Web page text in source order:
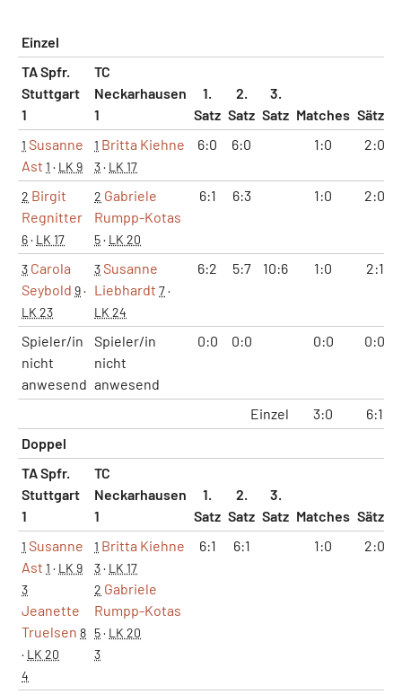
Einzel
TA Spfr.
Stuttgart
1
TC
Neckarhausen
1
1.
Satz
2.
Satz
3.
Satz Matches Sätze
1 Susanne
Ast 1 · LK 9
1 Britta Kiehne
3· LK 17
6:0 6:0 1:0 2:0
2 Birgit
Regnitter
6· LK 17
2 Gabriele
Rumpp-Kotas
5· LK 20
6:1 6:3 1:0 2:0
3 Carola
Seybold 9·
LK 23
3Susanne
Liebhardt 7·
LK 24
6:2 5:7 10:6 1:0 2:1
Spieler/in
nicht
anwesend
Spieler/in
nicht
anwesend
0:0 0:0 0:0 0:0
Einzel 3:0
6:1
Doppel
TA Spfr.
Stuttgart
1
TC
Neckarhausen
1
1.
Satz
2.
Satz
3.
Satz Matches Sätze
1 Susanne
Ast 1 · LK 9
3
Jeanette
Truelsen 8
· LK 20
4
1 Britta Kiehne
3· LK 17
2 Gabriele
Rumpp-Kotas
5· LK 20
3
6:1 6:1 1:0 2:0